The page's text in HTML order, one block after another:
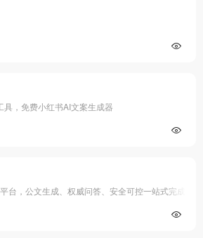
具，免费小红书AI文案生成器
台，公文生成、权威问答、安全可控一站式完成